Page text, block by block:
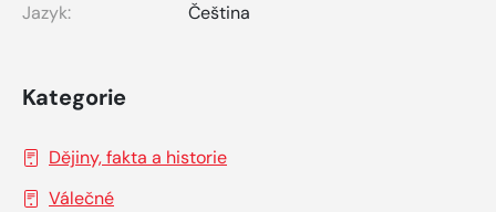
Jazyk:
Čeština
Kategorie
Dějiny, fakta a historie
Válečné